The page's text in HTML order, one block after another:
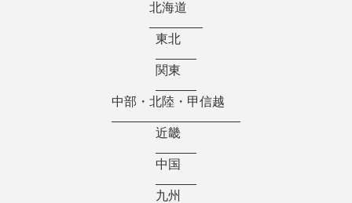
北海道
東北
関東
中部・北陸・甲信越
近畿
中国
九州